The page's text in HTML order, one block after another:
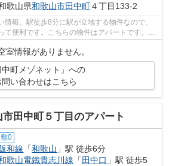
歌山県和歌山市田中町４丁目133-2
情報。駅徒歩8分に駅が立地する物件なので、
て便利です。こちらの物件はアパートです。賃
件情報を取...
室情報がありません。
中町メゾネット」への
問い合わせはこちら
市田中町５丁目のアパート
敷0
阪和線 「和歌山 」駅 徒歩6分
歌山電鐵貴志川線 「 田中口 」駅 徒歩5